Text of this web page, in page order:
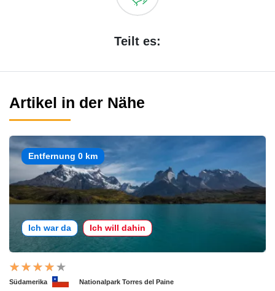
Teilt es:
Artikel in der Nähe
Entfernung 0 km
Ich war da Ich will dahin
Südamerika Nationalpark Torres del Paine